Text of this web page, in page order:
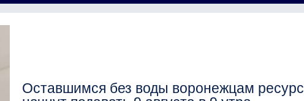
Оставшимся без воды воронежцам ресурс